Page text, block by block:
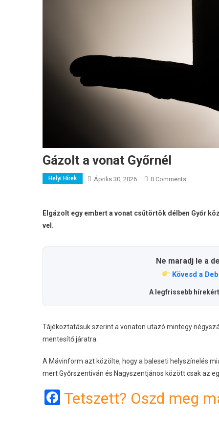
Gázolt a vonat Győrnél
Helyi Hírek Április 30, 2026 0 Comments
Elgázolt egy embert a vonat csütörtök délben Győr
vel.
Ne maradj le a
Kövesd a
A legfrissebb
Tájékoztatásuk szerint a vonaton utazó mintegy
mentesítő járatra.
A Mávinform azt közölte, hogy a baleseti helyszínelés
mert Győrszentiván és Nagyszentjános között csak az
Facebook
Tetszett? Oszd meg